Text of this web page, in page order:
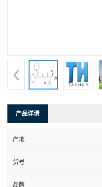
产品详请
产地
货号
品牌